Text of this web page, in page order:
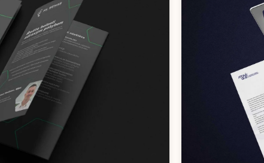
BRANDING & WEB
Atomique